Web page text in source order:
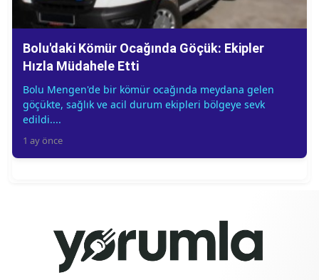
Bolu'daki Kömür Ocağında Göçük: Ekipler
Hızla Müdahele Etti
Bolu Mengen'de bir kömür ocağında meydana gelen
göçükte, sağlık ve acil durum ekipleri bölgeye sevk
edildi....
1 ay önce